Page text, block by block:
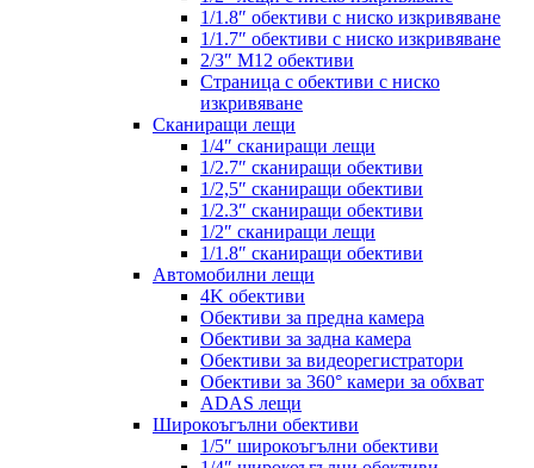
1/1.8″ обективи с ниско изкривяване
1/1.7″ обективи с ниско изкривяване
2/3″ M12 обективи
Страница с обективи с ниско
изкривяване
Сканиращи лещи
1/4″ сканиращи лещи
1/2.7″ сканиращи обективи
1/2,5″ сканиращи обективи
1/2.3″ сканиращи обективи
1/2″ сканиращи лещи
1/1.8″ сканиращи обективи
Автомобилни лещи
4K обективи
Обективи за предна камера
Обективи за задна камера
Обективи за видеорегистратори
Обективи за 360° камери за обхват
ADAS лещи
Широкоъгълни обективи
1/5″ широкоъгълни обективи